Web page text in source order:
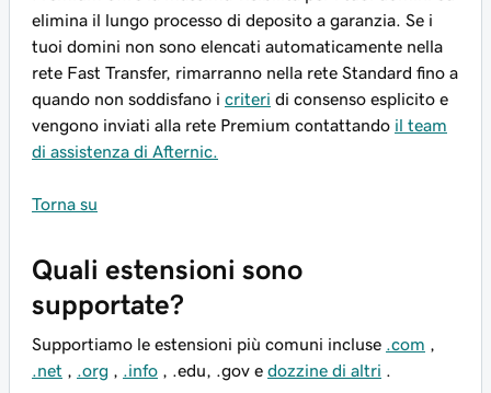
elimina il lungo processo di deposito a garanzia. Se i
tuoi domini non sono elencati automaticamente nella
rete Fast Transfer, rimarranno nella rete Standard fino a
quando non soddisfano i criteri di consenso esplicito e
vengono inviati alla rete Premium contattando il team
di assistenza di Afternic.
Torna su
Quali estensioni sono
supportate?
Supportiamo le estensioni più comuni incluse .com
.net
.org .info , .edu, .gov e dozzine di altri